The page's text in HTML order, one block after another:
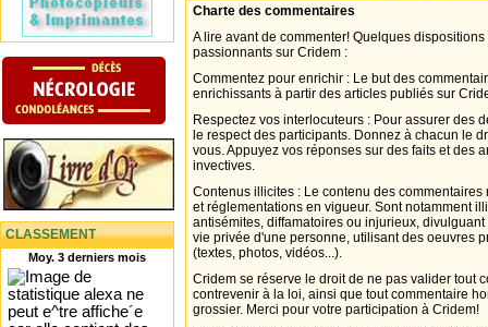
CLASSEMENT
Moy. 3 derniers mois
Charte des commentaires
A lire avant de commenter! Quelques
passionnants sur Cridem :
Commentez pour enrichir : Le but des
enrichissants à partir des articles publiés sur
Respectez vos interlocuteurs : Pour assurer des
le respect des participants. Donnez à chacun le
vous. Appuyez vos réponses sur des faits et des
invectives.
Contenus illicites : Le contenu des
et réglementations en vigueur. Sont notamment
antisémites, diffamatoires ou injurieux,
vie privée d'une personne, utilisant des oeuvres
(textes, photos, vidéos...).
Cridem se réserve le droit de ne pas valider tout
contrevenir à la loi, ainsi que tout commentaire
grossier. Merci pour votre participation à Cridem!